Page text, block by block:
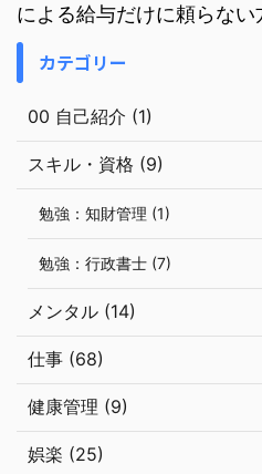
による給与だけに頼らない
カテゴリー
00 自己紹介 (1)
スキル・資格 (9)
勉強：知財管理 (1)
勉強：行政書士 (7)
メンタル (14)
仕事 (68)
健康管理 (9)
娯楽 (25)